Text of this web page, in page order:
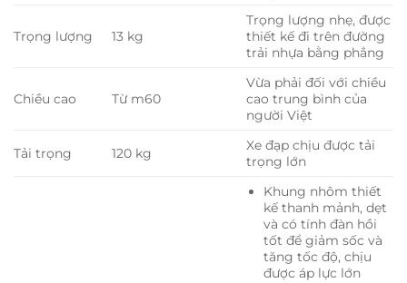
Trọng lượng 13 kg
Trọng lượng nhẹ, được
thiết kế đi trên đường
trải nhựa bằng phẳng
Chiều cao Từ m60
Vừa phải đối với chiều
cao trung bình của
người Việt
Tải trọng 120 kg
Xe đạp chịu được tải
trọng lớn
Khung nhôm thiết
kế thanh mảnh, dẹt
và có tính đàn hồi
tốt để giảm sốc và
tăng tốc độ, chịu
được áp lực lớn